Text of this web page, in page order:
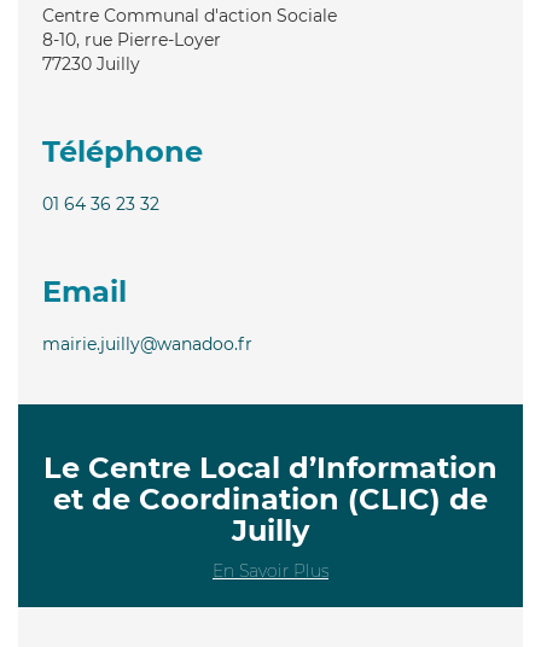
Centre Communal d'action Sociale
8-10, rue Pierre-Loyer
77230 Juilly
Téléphone
01 64 36 23 32
Email
mairie.juilly@wanadoo.fr
Le Centre Local d’Information
et de Coordination (CLIC) de
Juilly
En Savoir Plus